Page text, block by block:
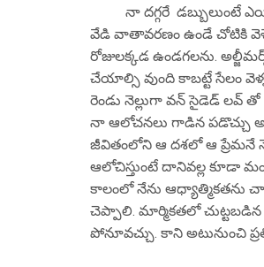
నా దగ్గరే డబ్బులుంటే
వేడి వాతావరణం ఉండే చోటికి
రోజులక్కడ ఉండగలను.
చేయాల్సి వుంది కాబట్టే సేలం
రెండు నెల్లుగా వన్ సైడెడ్ లవ్
నా ఆలోచనలు గాడిన పడొచ్చు
జీవితంలోని ఆ దశలో ఆ ప్రేమనే
ఆలోచిస్తుంటే దానివల్ల కూడా
కాలంలో నేను
చెప్పాలి. మార్మికతలో చుట్టబడిన
పోనూవచ్చు. కాని అటునుంచి